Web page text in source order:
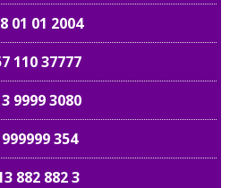
01 01 2004
110 37777
9999 3080
354
882 882 3